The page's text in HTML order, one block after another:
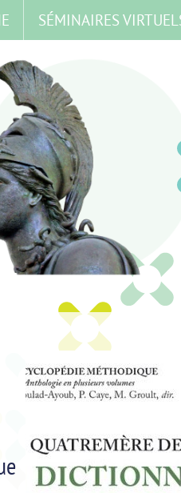
SÉMINAIRES